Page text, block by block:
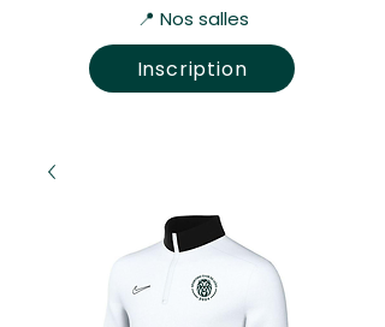
📍 Nos salles
Inscription